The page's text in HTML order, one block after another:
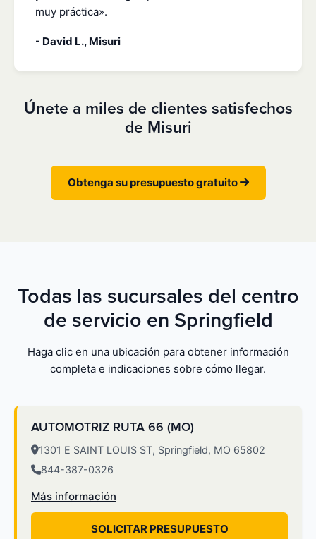
muy práctica».
- David L., Misuri
Únete a miles de clientes satisfechos
de Misuri
Obtenga su presupuesto gratuito
Todas las sucursales del centro
de servicio en Springfield
Haga clic en una ubicación para obtener información
completa e indicaciones sobre cómo llegar.
AUTOMOTRIZ RUTA 66 (MO)
1301 E SAINT LOUIS ST, Springfield, MO 65802
844-387-0326
Más información
SOLICITAR PRESUPUESTO